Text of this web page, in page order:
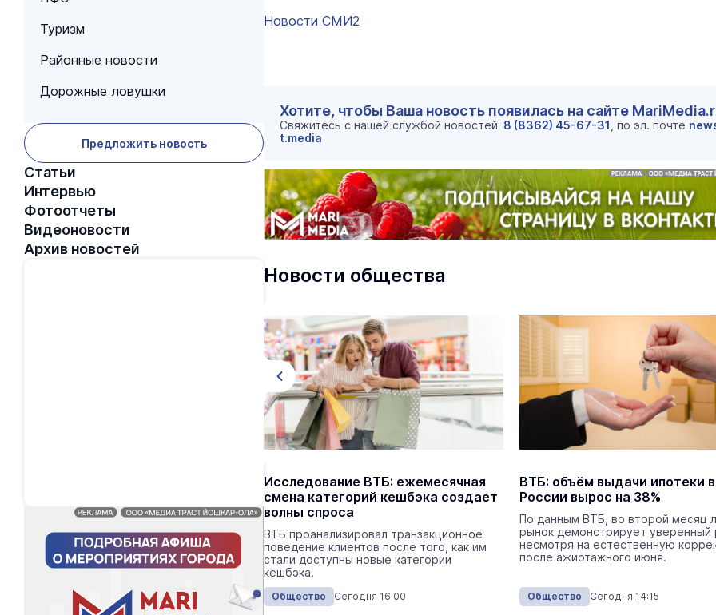
Туризм
Районные новости
Дорожные ловушки
Предложить новость
Статьи
Интервью
Фотоотчеты
Видеоновости
Архив новостей
Новости СМИ2
Хотите, чтобы Ваша новость появилась на сайте
Свяжитесь с нашей службой новостей 8 (8362) 45-67-31 , по эл. почте
t.media
Новости общества
В личном составе ГУ МЧС по Марий Эл
пополнение.
Сегодня 16:05
Исследование ВТБ: ежемесячная
смена категорий кешбэка создает
волны спроса
ВТБ проанализировал транзакционное
поведение клиентов после того, как им
стали доступны новые категории
кешбэка.
Общество Сегодня 16:00
ВТБ: объём выдачи ипотеки в
России вырос на 38%
По данным ВТБ, во второй месяц
рынок демонстрирует уверенный
несмотря на естественную
после ажиотажного июня.
Общество Сегодня 14:15